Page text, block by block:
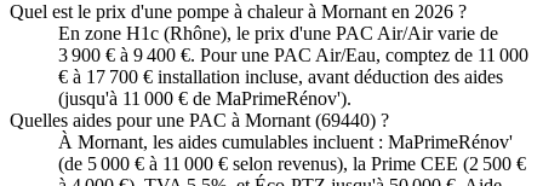
Quel est le prix d'une pompe à chaleur à Mornant en 2026 ?
En zone H1c (Rhône), le prix d'une PAC Air/Air varie de
3 900 € à 9 400 €. Pour une PAC Air/Eau, comptez de 11 000
€ à 17 700 € installation incluse, avant déduction des aides
(jusqu'à 11 000 € de MaPrimeRénov').
Quelles aides pour une PAC à Mornant (69440) ?
À Mornant, les aides cumulables incluent : MaPrimeRénov'
(de 5 000 € à 11 000 € selon revenus), la Prime CEE (2 500 €